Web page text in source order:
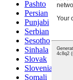
Pashto
Persian
Punjabi
Serbian
Sesotho
Sinhala
Slovak
Slovenian
Somali